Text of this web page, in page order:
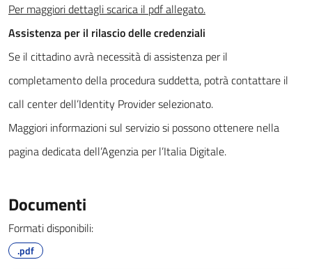
Per maggiori dettagli scarica il pdf allegato.
Assistenza per il rilascio delle credenziali
Se il cittadino avrà necessità di assistenza per il
completamento della procedura suddetta, potrà contattare il
call center dell’Identity Provider selezionato.
Maggiori informazioni sul servizio si possono ottenere nella
pagina dedicata dell’Agenzia per l’Italia Digitale.
Documenti
Formati disponibili:
.pdf